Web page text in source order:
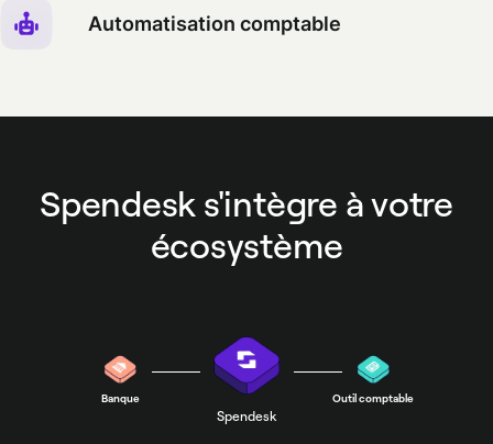
Automatisation comptable
Spendesk s'intègre à votre
écosystème
Banque
Spendesk
Outil comptable